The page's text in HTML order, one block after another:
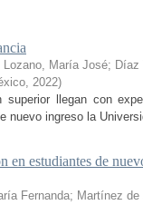
Lozano, María José; Díaz
, 2022)
llegan con
nuevo ingreso la
en estudiantes de
Fernanda; Martínez